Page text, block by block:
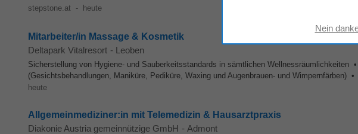
stepstone.at - heute
Mitarbeiter/in Massage & Kosmetik
Deltapark Vitalresort - Leoben
Sicherstellung von Hygiene- und Sauberkeitsstandards in sämtlichen Wellnessräumlichkeiten •
(Gesichtsbehandlungen, Maniküre, Pediküre, Waxing und Augenbrauen- und Wimpernfärben) •
heute
Allgemeinmediziner:in mit Telemedizin & Hausarztpraxis
Diakonie Austria gemeinnützige GmbH - Admont